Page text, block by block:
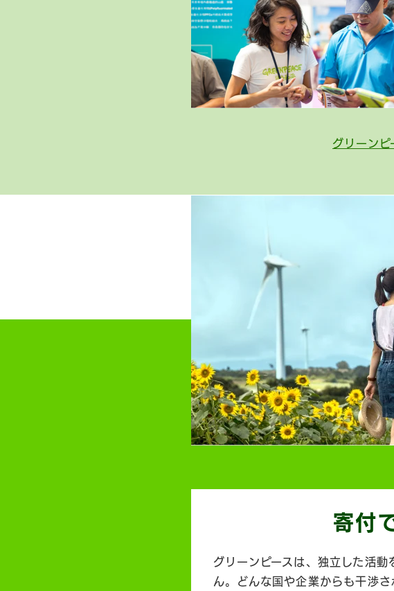
グリーンピ
寄付
グリーンピースは、独立した活
ん。どんな国や企業からも干渉